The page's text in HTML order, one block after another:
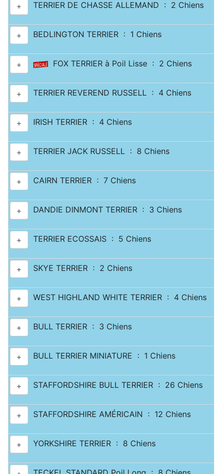
+ TERRIER DE CHASSE ALLEMAND : 2 Chiens
+ BEDLINGTON TERRIER : 1 Chiens
+ FOX TERRIER à Poil Lisse : 2 Chiens
+ TERRIER REVEREND RUSSELL : 4 Chiens
+ IRISH TERRIER : 4 Chiens
+ TERRIER JACK RUSSELL : 8 Chiens
+ CAIRN TERRIER : 7 Chiens
+ DANDIE DINMONT TERRIER : 3 Chiens
+ TERRIER ECOSSAIS : 5 Chiens
+ SKYE TERRIER : 2 Chiens
+ WEST HIGHLAND WHITE TERRIER : 4 Chiens
+ BULL TERRIER : 3 Chiens
+ BULL TERRIER MINIATURE : 1 Chiens
+ STAFFORDSHIRE BULL TERRIER : 26 Chiens
+ STAFFORDSHIRE AMÉRICAIN : 12 Chiens
+ YORKSHIRE TERRIER : 8 Chiens